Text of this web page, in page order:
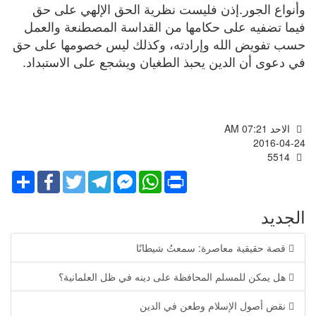
وأنواع الجور.إذن فليست نظرية الحق الإلهي على حق
فيما تضفيه على حكامها من القداسة المصطنعة والعمل
حسب تفويض الله وإرادته، وكذلك ليس خصومها على حق
في دعوى أن الدين يحبذ الطغيان ويشجع على الاستبداد.
الاحد AM 07:21
2016-04-24
ShareFacebookTwitter
TelegramFacebook
Messenger
WhatsApp Print
الجديد
قصة حقيقية معاصرة: سمعتُ شيطانًا
هل يمكن للمسلم المحافظة على دينه في ظل العلمانية؟
نقض أصول الإسلام وطعن في الدين